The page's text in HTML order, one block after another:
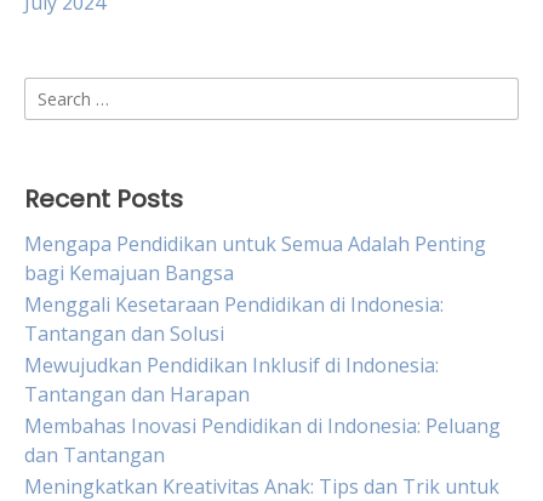
Search
for:
Recent Posts
Mengapa Pendidikan untuk Semua Adalah Penting
bagi Kemajuan Bangsa
Menggali Kesetaraan Pendidikan di Indonesia:
Tantangan dan Solusi
Mewujudkan Pendidikan Inklusif di Indonesia:
Tantangan dan Harapan
Membahas Inovasi Pendidikan di Indonesia: Peluang
dan Tantangan
Meningkatkan Kreativitas Anak: Tips dan Trik untuk